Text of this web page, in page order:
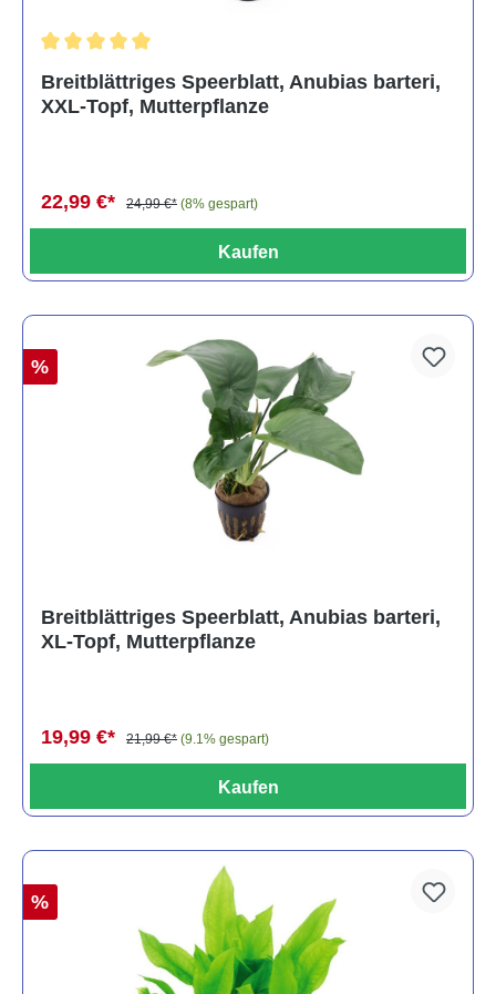
Breitblättriges Speerblatt, Anubias barteri,
XXL-Topf, Mutterpflanze
22,99 €* 24,99 €* (8% gespart)
Kaufen
%
Breitblättriges Speerblatt, Anubias barteri,
XL-Topf, Mutterpflanze
19,99 €* 21,99 €* (9.1% gespart)
Kaufen
%